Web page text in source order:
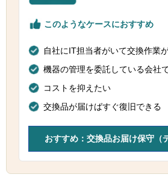
このようなケースにおすすめ
自社にIT担当者がいて交換作業
機器の管理を委託している会社
コストを抑えたい
交換品が届けばすぐ復旧できる
おすすめ：交換品お届け保守（